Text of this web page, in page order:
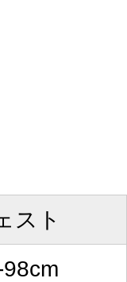
スト